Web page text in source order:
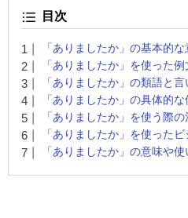
目次
「ありましたか」の基本的
「ありましたか」を使った例
「ありましたか」の類語と言
「ありましたか」の具体的
「ありましたか」を使う際の
「ありましたか」を使った
「ありましたか」の意味や